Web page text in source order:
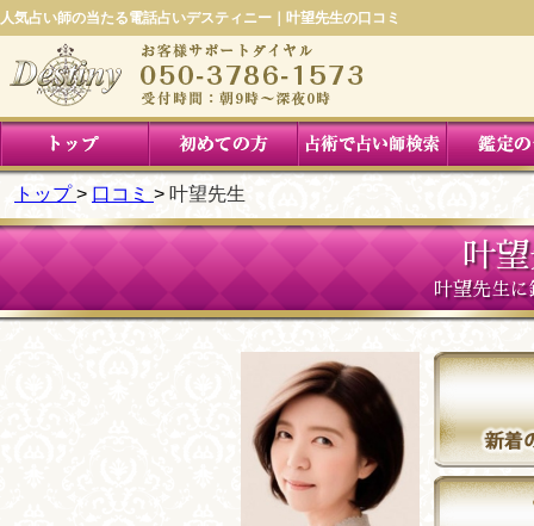
人気占い師の当たる電話占いデスティニー｜叶望先生の口コミ
トップ 口コミ 叶望先生
叶
叶望先生